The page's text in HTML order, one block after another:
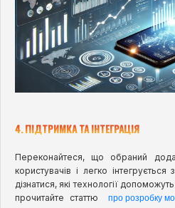
4. ПІДТРИМКА ТА ІНТЕГРАЦІЯ
Переконайтеся, що обраний
користувачів і легко
дізнатися, які технології
прочитайте статтю
про розробку